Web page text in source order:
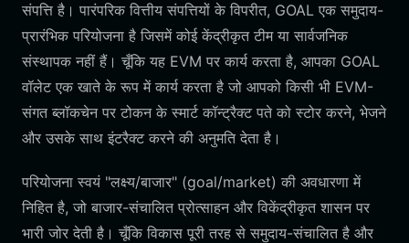
संपत्ति है। पारंपरिक वित्तीय संपत्तियों के विपरीत, GOAL एक समुदाय-
प्रारंभिक परियोजना है जिसमें कोई केंद्रीकृत टीम या सार्वजनिक
संस्थापक नहीं हैं। चूँकि यह EVM पर कार्य करता है, आपका GOAL
वॉलेट एक खाते के रूप में कार्य करता है जो आपको किसी भी EVM-
संगत ब्लॉकचेन पर टोकन के स्मार्ट कॉन्ट्रैक्ट पते को स्टोर करने, भेजने
और उसके साथ इंटरैक्ट करने की अनुमति देता है।
परियोजना स्वयं "लक्ष्य/बाजार" (goal/market) की अवधारणा में
निहित है, जो बाजार-संचालित प्रोत्साहन और विकेंद्रीकृत शासन पर
भारी जोर देती है। चूँकि विकास पूरी तरह से समुदाय-संचालित है और